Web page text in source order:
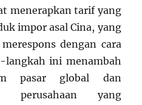
menerapkan tarif yang
impor asal Cina, yang
dengan cara
langkah ini menambah
pasar global dan
perusahaan yang